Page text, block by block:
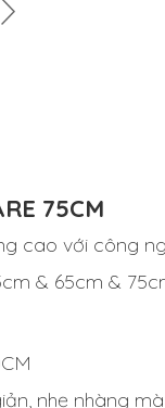
75CM
cao với công
& 65cm &
nhẹ nhàng